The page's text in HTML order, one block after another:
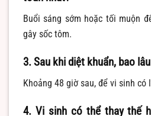
Buổi sáng sớm hoặc tối muộn
gây sốc tôm.
3. Sau khi diệt khuẩn, bao
Khoảng 48 giờ sau, để vi sinh
4. Vi sinh có thể thay thế